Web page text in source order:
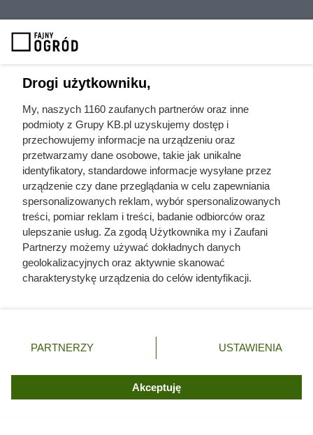
Czytaj także:
Ocieplił dach pianką PUR. W trakcie letnich
upałów wszedł na poddasze i zaczęły się
problemy
Polacy po cichu montują to obok domów. Po tylu
latach mikroturbina wiatrowa zacznie pracować
Do prania wodociąg, do ogrodu studnia.
Właściciel domu ujawnia, ile zaoszczędził na
hybrydzie
Drogi użytkowniku,
My, naszych 1160 zaufanych partnerów oraz inne
podmioty z Grupy KB.pl uzyskujemy dostęp i
przechowujemy informacje na urządzeniu oraz
przetwarzamy dane osobowe, takie jak unikalne
identyfikatory, standardowe informacje wysyłane przez
urządzenie czy dane przeglądania w celu zapewniania
spersonalizowanych reklam, wybór spersonalizowanych
treści, pomiar reklam i treści, badanie odbiorców oraz
ulepszanie usług. Za zgodą Użytkownika my i Zaufani
Partnerzy możemy używać dokładnych danych
geolokalizacyjnych oraz aktywnie skanować
charakterystykę urządzenia do celów identyfikacji.
zmienić/wycofać klikając przycisk ustawień prywatności
znajdujący się w lewym dolnym rogu strony. Niektóre
użytkownika, ale masz prawo sprzeciwić się takiemu
przetwarzaniu. Preferencje będą miały zastosowania tylko
PARTNERZY USTAWIENIA
Akceptuję